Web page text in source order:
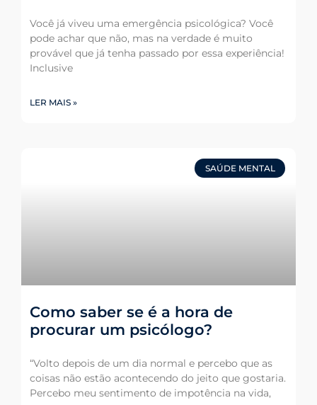
Você já viveu uma emergência psicológica? Você
pode achar que não, mas na verdade é muito
provável que já tenha passado por essa experiência!
Inclusive
LER MAIS »
SAÚDE MENTAL
Como saber se é a hora de
procurar um psicólogo?
“Volto depois de um dia normal e percebo que as
coisas não estão acontecendo do jeito que gostaria.
Percebo meu sentimento de impotência na vida,